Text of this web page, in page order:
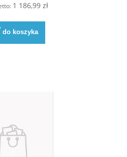
1 186,99 zł
do koszyka